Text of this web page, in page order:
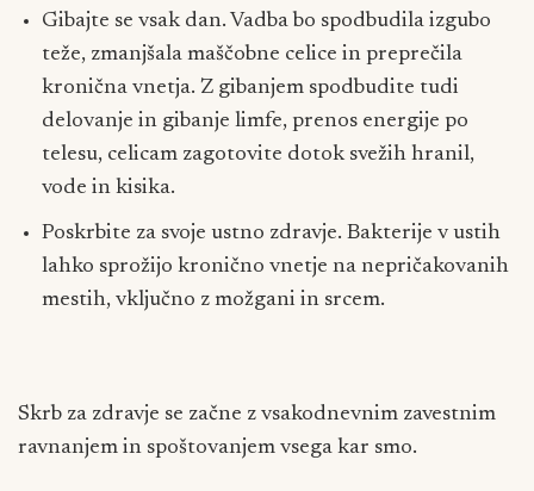
Gibajte se vsak dan. Vadba bo spodbudila izgubo
teže, zmanjšala maščobne celice in preprečila
kronična vnetja. Z gibanjem spodbudite tudi
delovanje in gibanje limfe, prenos energije po
telesu, celicam zagotovite dotok svežih hranil,
vode in kisika.
Poskrbite za svoje ustno zdravje. Bakterije v ustih
lahko sprožijo kronično vnetje na nepričakovanih
mestih, vključno z možgani in srcem.
Skrb za zdravje se začne z vsakodnevnim zavestnim
ravnanjem in spoštovanjem vsega kar smo.